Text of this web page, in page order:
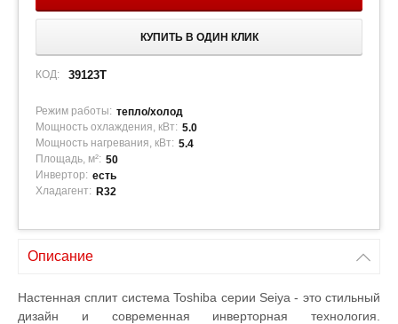
КУПИТЬ В ОДИН КЛИК
КОД: 39123T
Режим работы: тепло/холод
Мощность охлаждения, кВт: 5.0
Мощность нагревания, кВт: 5.4
Площадь, м²: 50
Инвертор: есть
Хладагент: R32
Описание
Настенная сплит системаToshiba серии Seiya - это стильный
дизайн и современная инверторная технология.